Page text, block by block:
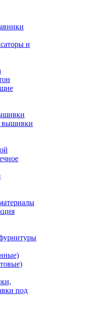
и
вышивки
под